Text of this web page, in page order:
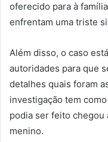
oferecido para à
enfrentam uma triste
Além disso, o caso
autoridades para que
detalhes quais foram
investigação tem
podia ser feito chegou
menino.